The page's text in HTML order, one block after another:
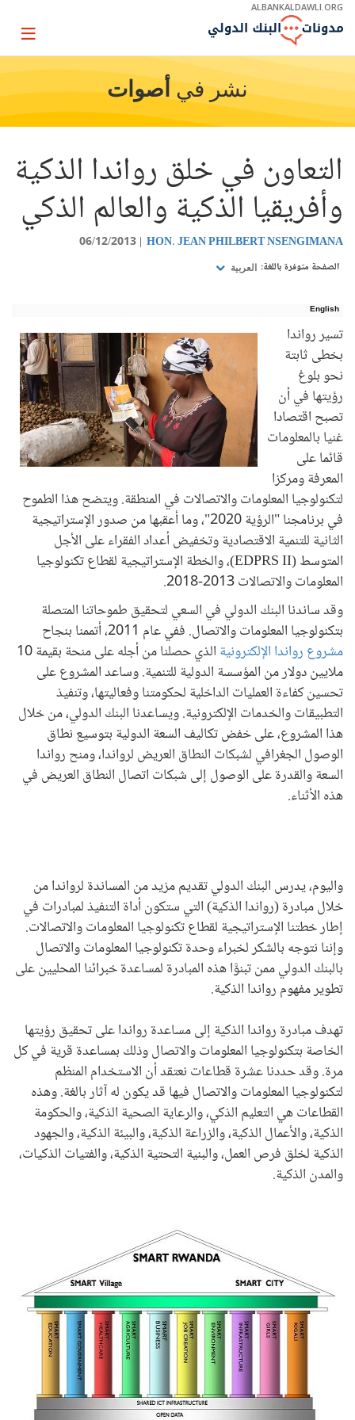
Skip
Main
ALBANKALDAWLI.ORG
Page
نشر في أصوات
التعاون في خلق رواندا الذكية
وأفريقيا الذكية والعالم الذكي
HON. JEAN PHILBERT NSENGIMANA
06/12/2013
الصفحة متوفرة باللغة: العربية
English
تسير رواندا
بخطى ثابتة
نحو بلوغ
رؤيتها في أن
تصبح اقتصادا
غنيا بالمعلومات
قائما على
المعرفة ومركزا
لتكنولوجيا المعلومات والاتصالات في المنطقة. ويتضح هذا الطموح
في برنامجنا "الرؤية 2020"، وما أعقبها من صدور الإستراتيجية
الثانية للتنمية الاقتصادية وتخفيض أعداد الفقراء على الأجل
المتوسط (EDPRS II)، والخطة الإستراتيجية لقطاع تكنولوجيا
المعلومات والاتصالات 2013-2018.
وقد ساندنا البنك الدولي في السعي لتحقيق طموحاتنا المتصلة
بتكنولوجيا المعلومات والاتصال. ففي عام 2011، أتممنا بنجاح
مشروع رواندا الإلكترونية
الذي حصلنا من أجله على منحة بقيمة 10
ملايين دولار من المؤسسة الدولية للتنمية. وساعد المشروع على
تحسين كفاءة العمليات الداخلية لحكومتنا وفعاليتها، وتنفيذ
التطبيقات والخدمات الإلكترونية. ويساعدنا البنك الدولي، من خلال
هذا المشروع، على خفض تكاليف السعة الدولية بتوسيع نطاق
الوصول الجغرافي لشبكات النطاق العريض لرواندا، ومنح رواندا
السعة والقدرة على الوصول إلى شبكات اتصال النطاق العريض في
هذه الأثناء.
واليوم، يدرس البنك الدولي تقديم مزيد من المساندة لرواندا من
خلال مبادرة (رواندا الذكية) التي ستكون أداة التنفيذ لمبادرات في
إطار خطتنا الإستراتيجية لقطاع تكنولوجيا المعلومات والاتصالات.
وإننا نتوجه بالشكر لخبراء وحدة تكنولوجيا المعلومات والاتصال
بالبنك الدولي ممن تبنوَّا هذه المبادرة لمساعدة خبرائنا المحليين على
تطوير مفهوم رواندا الذكية.
تهدف مبادرة رواندا الذكية إلى مساعدة رواندا على تحقيق رؤيتها
الخاصة بتكنولوجيا المعلومات والاتصال وذلك بمساعدة قرية في كل
مرة. وقد حددنا عشرة قطاعات نعتقد أن الاستخدام المنظم
لتكنولوجيا المعلومات والاتصال فيها قد يكون له آثار بالغة. وهذه
القطاعات هي التعليم الذكي، والرعاية الصحية الذكية، والحكومة
الذكية، والأعمال الذكية، والزراعة الذكية، والبيئة الذكية، والجهود
الذكية لخلق فرص العمل، والبنية التحتية الذكية، والفتيات الذكيات،
والمدن الذكية.